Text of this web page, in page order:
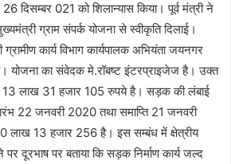
दिसम्बर 021 को शिलान्यास किया। पूर्व मंत्री ने
ग्राम संपर्क योजना से स्वीकृति दिलाई।
कार्य विभाग कार्यपालक अभियंता जयनगर
योजना का संवेदक मे.रॉबष्ट इंटरप्राइजेज है। उक्त
13 लाख 31 हजार 105 रुपये है। सड़क की लंबाई
22 जनवरी 2020 तथा समाप्ति 21 जनवरी
लाख 13 हजार 256 है। इस सम्बंध में क्षेत्रीय
दूरभाष पर बताया कि सड़क निर्माण कार्य जल्द